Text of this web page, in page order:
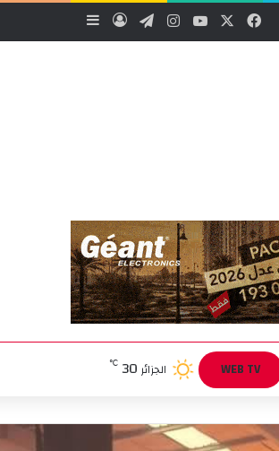
فيسبوك ‫YouTubeانستقرامتيلقرامتسجيل الدخول
WEB TV الجزائر 30
℃